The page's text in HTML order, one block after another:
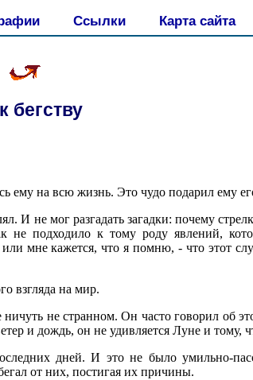
Ссылки Карта сайта
бегству
ему на всю жизнь. Это чудо подарил ему
не мог разгадать загадки: почему
не подходило к тому роду явлений,
мне кажется, что я помню, - что этот
взгляда на мир.
не странном. Он часто говорил об
и дождь, он не удивляется Луне и тому,
дней. И это не было умильно-
от них, постигая их причины.